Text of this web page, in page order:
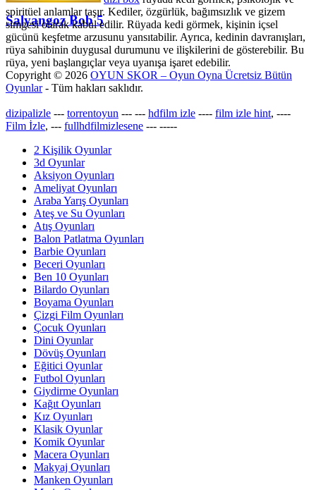
Salyangoz Bob 5
spiritüel anlamlar taşır. Kediler, özgürlük, bağımsızlık ve gizem
simgesi olarak kabul edilir. Rüyada kedi görmek, kişinin içsel
gücünü keşfetme arzusunu yansıtabilir. Ayrıca, kedinin davranışları,
rüya sahibinin duygusal durumunu ve ilişkilerini de gösterebilir. Bu
rüya, yeni başlangıçlar veya uyanışa işaret edebilir.
Copyright © 2026 OYUN SKOR – Oyun Oyna Ücretsiz Bütün
Oyunlar- Tüm hakları saklıdır.
dizipalizle --- torrentoyun --- --- hdfilm izle ---- film izle hint, ----
Film İzle, --- fullhdfilmizlesene --- -----
2 Kişilik Oyunlar
3d Oyunlar
Aksiyon Oyunları
Ameliyat Oyunları
Araba Yarış Oyunları
Ateş ve Su Oyunları
Atış Oyunları
Balon Patlatma Oyunları
Barbie Oyunları
Beceri Oyunları
Ben 10 Oyunları
Bilardo Oyunları
Boyama Oyunları
Çizgi Film Oyunları
Çocuk Oyunları
Dini Oyunlar
Dövüş Oyunları
Eğitici Oyunlar
Futbol Oyunları
Giydirme Oyunları
Kağıt Oyunları
Kız Oyunları
Klasik Oyunlar
Komik Oyunlar
Macera Oyunları
Makyaj Oyunları
Manken Oyunları